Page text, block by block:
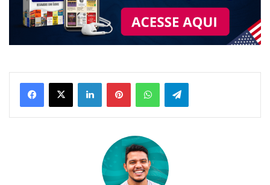
LinkedinPinterestWhatsAppTelegram